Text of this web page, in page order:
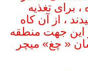
، برای تغذیه
، از آن کاه
این جهت منطقه
« چغ» میچر